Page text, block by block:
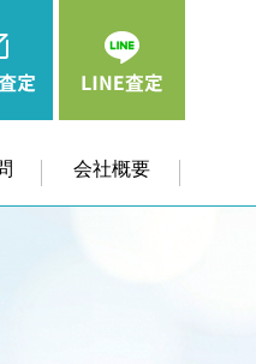
会社概要